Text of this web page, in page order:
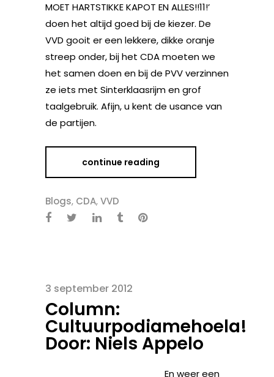
MOET HARTSTIKKE KAPOT EN ALLES!!11!’
doen het altijd goed bij de kiezer. De
VVD gooit er een lekkere, dikke oranje
streep onder, bij het CDA moeten we
het samen doen en bij de PVV verzinnen
ze iets met Sinterklaasrijm en grof
taalgebruik. Afijn, u kent de usance van
de partijen.
continue reading
Blogs, CDA,VVD
3 september 2012
Column:
Cultuurpodiamehoela!
Door: Niels Appelo
En weer een